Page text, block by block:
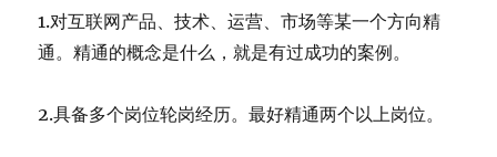
1.对互联网产品、技术、运营、市场等某一个方向精
通。精通的概念是什么，就是有过成功的案例。
2.具备多个岗位轮岗经历。最好精通两个以上岗位。